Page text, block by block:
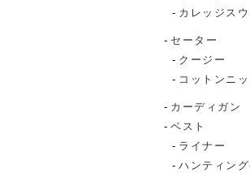
カレッジスウ
セーター
クージー
コットンニッ
カーディガン
ベスト
ライナー
ハンティング